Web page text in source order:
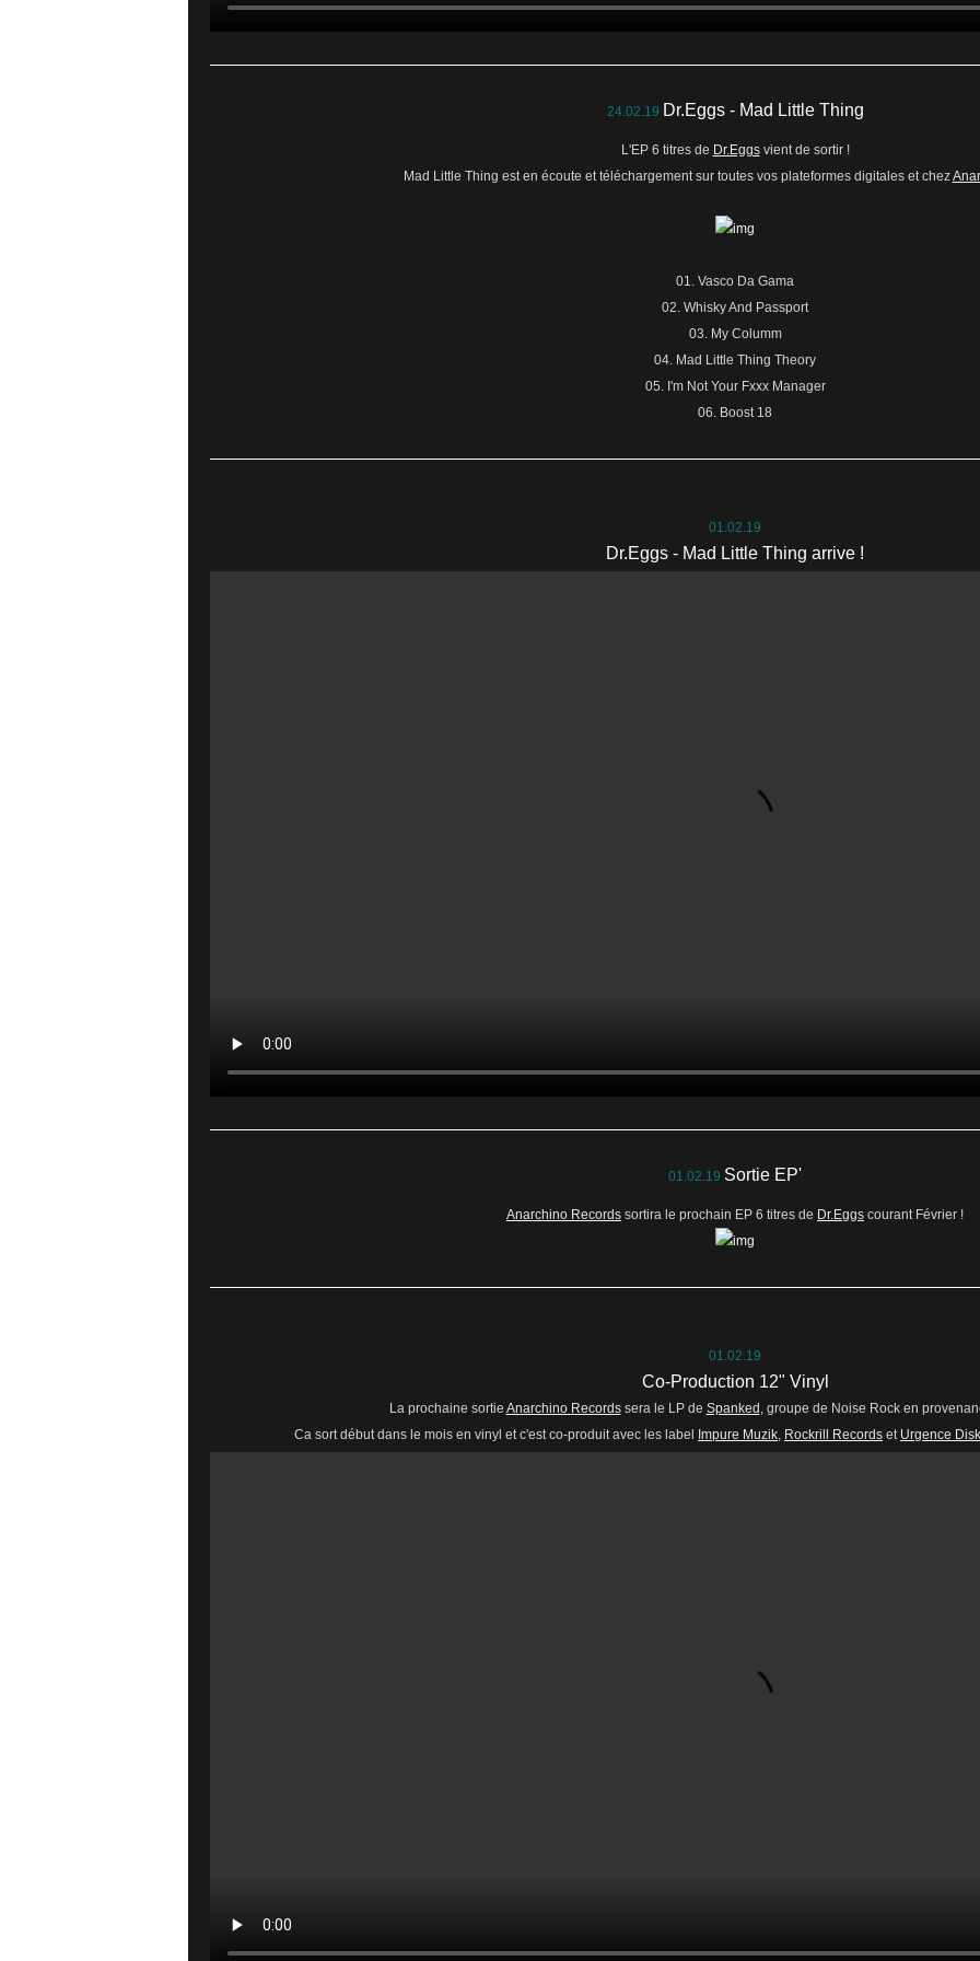
24.02.19 Dr.Eggs - Mad Little Thing
L'EP 6 titres de Dr.Eggsvient de sortir !
Mad Little Thing est en écoute et téléchargement sur toutes vos plateformes digitales et chez
01. Vasco Da Gama
02. Whisky And Passport
03. My Columm
04. Mad Little Thing Theory
05. I'm Not Your Fxxx Manager
06. Boost 18
01.02.19
Dr.Eggs - Mad Little Thing arrive !
01.02.19 Sortie EP'
Anarchino Records sortira le prochain EP 6 titres de Dr.Eggs courant Février !
01.02.19
Co-Production 12" Vinyl
La prochaine sortie Anarchino Recordssera le LP de Spanked , groupe de Noise Rock en
Ca sort début dans le mois en vinyl et c'est co-produit avec les label
Impure Muzik, Rockrill Records et Urgence